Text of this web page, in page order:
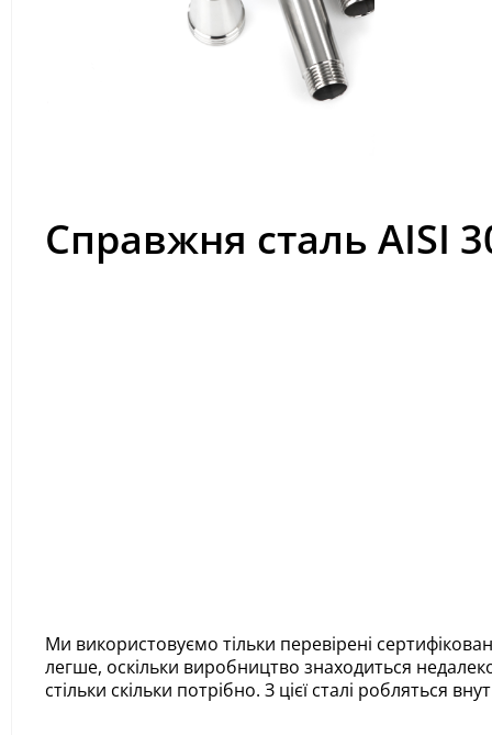
Справжня сталь AISI
Ми використовуємо тільки перевірені
легше, оскільки виробництво знаходиться
стільки скільки потрібно. З цієї сталі робляться